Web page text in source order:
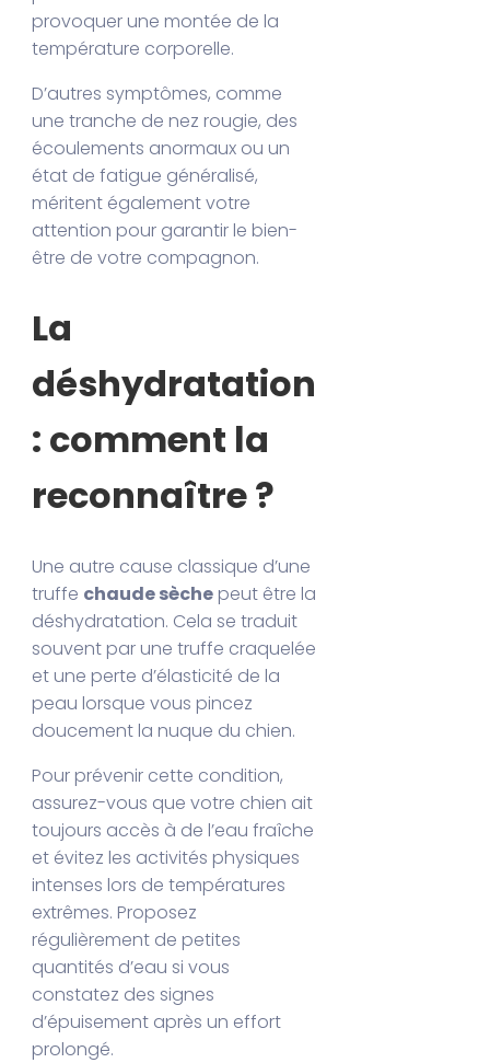
provoquer une montée de la
température corporelle.
D’autres symptômes, comme
une tranche de nez rougie, des
écoulements anormaux ou un
état de fatigue généralisé,
méritent également votre
attention pour garantir le bien-
être de votre compagnon.
La
déshydratation
: comment la
reconnaître ?
Une autre cause classique d’une
truffe chaude sèche peut être la
déshydratation. Cela se traduit
souvent par une truffe craquelée
et une perte d’élasticité de la
peau lorsque vous pincez
doucement la nuque du chien.
Pour prévenir cette condition,
assurez-vous que votre chien ait
toujours accès à de l’eau fraîche
et évitez les activités physiques
intenses lors de températures
extrêmes. Proposez
régulièrement de petites
quantités d’eau si vous
constatez des signes
d’épuisement après un effort
prolongé.